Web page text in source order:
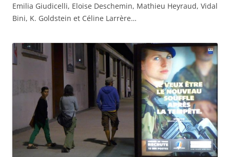
Emilia Giudicelli, Eloise Deschemin, Mathieu Heyraud, Vidal
Bini, K. Goldstein et Céline Larrère…